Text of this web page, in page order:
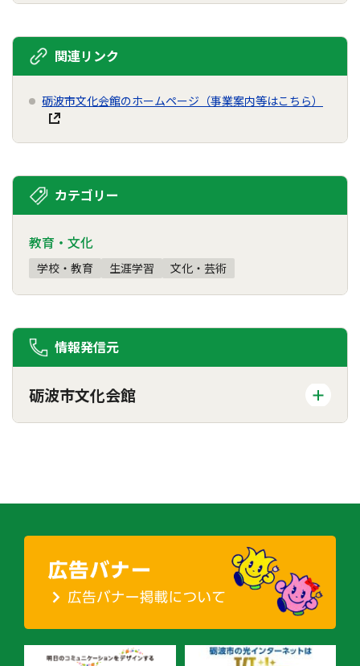
関連リンク
砺波市文化会館のホームページ（事業案内等はこちら）
カテゴリー
教育・文化
学校・教育 生涯学習 文化・芸術
情報発信元
砺波市文化会館